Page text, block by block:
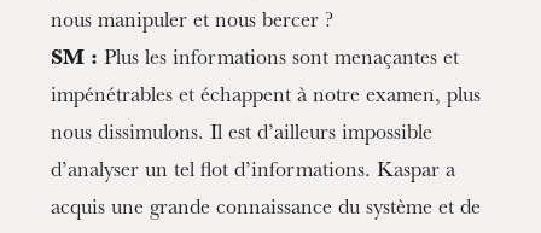
nous manipuler et nous bercer ?
SM : Plus les informations sont menaçantes et
impénétrables et échappent à notre examen, plus
nous dissimulons. Il est d’ailleurs impossible
d’analyser un tel flot d’informations. Kaspar a
acquis une grande connaissance du système et de